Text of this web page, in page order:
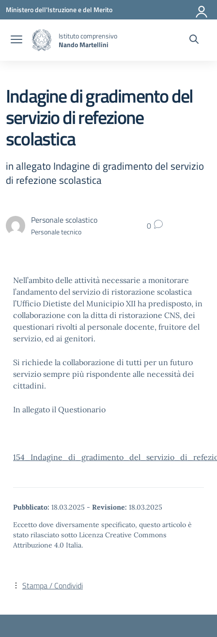
Vai ai contenuti
Vai al menu di navigazione
Vai al footer
Ministero dell'Istruzione e del Merito
Istituto comprensivo
Nando Martellini
Indagine di gradimento del
servizio di refezione
scolastica
in allegato Indagine di gradimento del servizio
di refezione scolastica
Personale scolastico
Personale tecnico 0
Nell’ambito delle attività necessarie a monitorare
l’andamento del servizio di ristorazione scolastica
l’Ufficio Dietiste del Municipio XII ha predisposto, in
collaborazione con la ditta di ristorazione CNS, dei
questionari rivolti al personale docente, fruitore del
servizio, ed ai genitori.
Si richiede la collaborazione di tutti per un futuro
servizio sempre più rispondente alle necessità dei
cittadini.
In allegato il Questionario
Pubblicato: 18.03.2025 - Revisione: 18.03.2025
Eccetto dove diversamente specificato, questo articolo è
stato rilasciato sotto Licenza Creative Commons
Attribuzione 4.0 Italia.
Stampa / Condividi